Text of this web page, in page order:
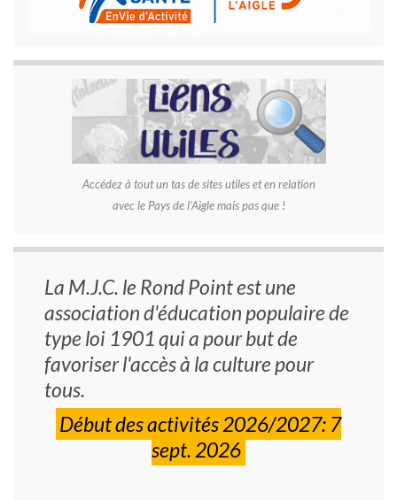
Accédez à tout un tas de sites utiles et en relation
avec le Pays de l'Aigle mais pas que !
La M.J.C. le Rond Point est une
association d'éducation populaire de
type loi 1901 qui a pour but de
favoriser l'accès à la culture pour
tous.
Début des activités 2026/2027: 7
sept. 2026